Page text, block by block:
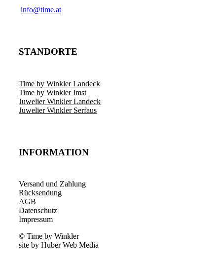
info@time.at
STANDORTE
Time by Winkler Landeck
Time by Winkler Imst
Juwelier Winkler Landeck
Juwelier Winkler Serfaus
INFORMATION
Versand und Zahlung
Rücksendung
AGB
Datenschutz
Impressum
© Time by Winkler
site by Huber Web Media